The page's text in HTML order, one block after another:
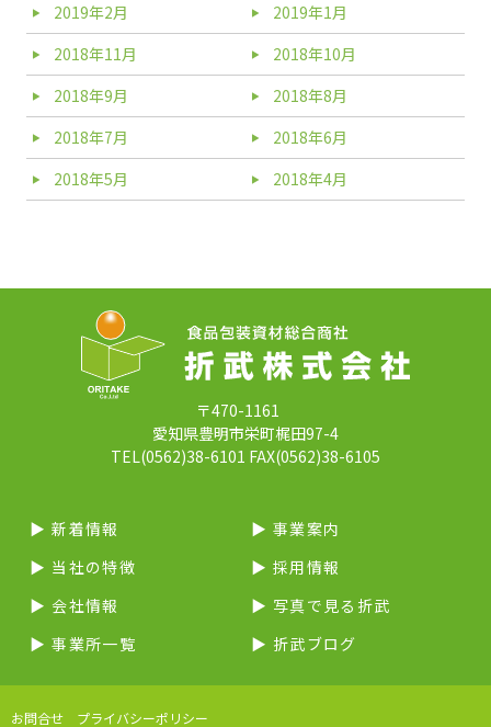
2019年2月
2019年1月
2018年11月
2018年10月
2018年9月
2018年8月
2018年7月
2018年6月
2018年5月
2018年4月
〒470-1161
愛知県豊明市栄町梶田97-4
TEL(0562)38-6101 FAX(0562)38-6105
▶︎ 新着情報
▶︎ 当社の特徴
▶︎ 会社情報
▶︎ 事業所一覧
▶︎ 事業案内
▶︎ 採用情報
▶︎ 写真で見る折武
▶︎ 折武ブログ
お問合せ プライバシーポリシー